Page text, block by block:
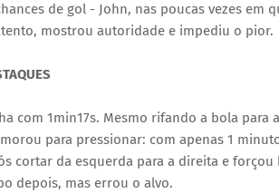
de gol - John, nas poucas vezes em
mostrou autoridade e impediu o pior.
com 1min17s. Mesmo rifando a bola
para pressionar: com apenas 1
cortar da esquerda para a direita e
depois, mas errou o alvo.